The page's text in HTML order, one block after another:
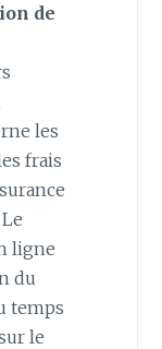
de
les
frais
ligne
du
temps
le